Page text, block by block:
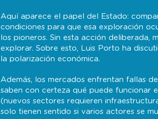
Aquí aparece el papel del Estado:
condiciones para que esa exploración
los pioneros. Sin esta acción deliberada,
explorar. Sobre esto, Luis Porto ha
la polarización económica.
Además, los mercados enfrentan fallas
saben con certeza qué puede funcionar
(nuevos sectores requieren
solo tienen sentido si varios actores se